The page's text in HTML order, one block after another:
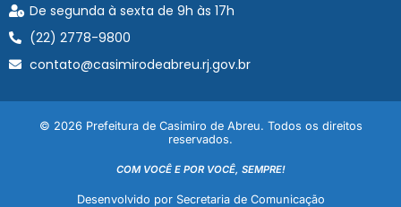
De segunda à sexta de 9h às 17h
(22) 2778-9800
contato@casimirodeabreu.rj.gov.br
© 2026 Prefeitura de Casimiro de Abreu. Todos os direitos
reservados.
COM VOCÊ E POR VOCÊ, SEMPRE!
Desenvolvido por Secretaria de Comunicação